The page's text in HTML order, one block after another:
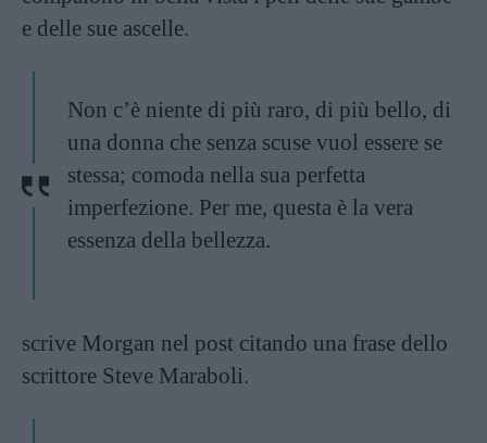
e delle sue ascelle.
Non c’è niente di più raro, di più bello, di
una donna che senza scuse vuol essere se
stessa; comoda nella sua perfetta
imperfezione. Per me, questa è la vera
essenza della bellezza.
scrive Morgan nel post citando una frase dello
scrittore Steve Maraboli.